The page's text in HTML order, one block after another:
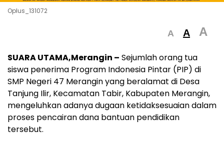
Oplus_131072
A A A
SUARA UTAMA,Merangin – Sejumlah orang tua
siswa penerima Program Indonesia Pintar (PIP) di
SMP Negeri 47 Merangin yang beralamat di Desa
Tanjung Ilir, Kecamatan Tabir, Kabupaten Merangin,
mengeluhkan adanya dugaan ketidaksesuaian dalam
proses pencairan dana bantuan pendidikan
tersebut.